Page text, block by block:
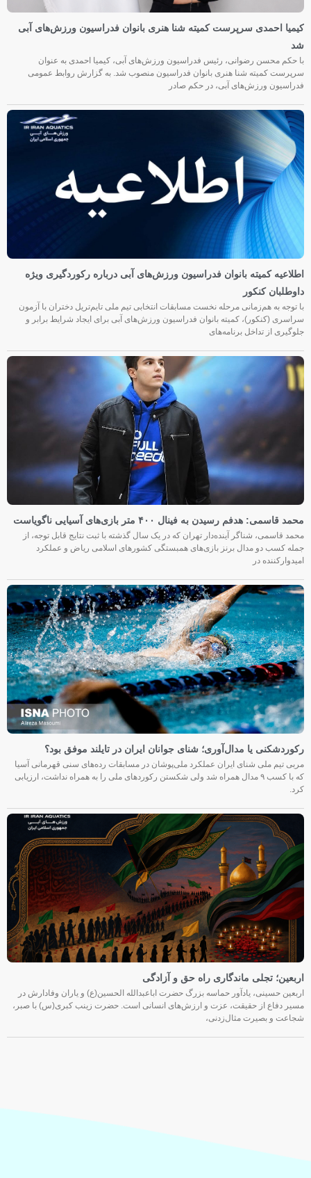
کیمیا احمدی سرپرست کمیته شنا هنری بانوان فدراسیون ورزش‌های آبی
شد
با حکم محسن رضوانی، رئیس فدراسیون ورزش‌های آبی، کیمیا احمدی به عنوان
سرپرست کمیته شنا هنری بانوان فدراسیون منصوب شد. به گزارش روابط عمومی
فدراسیون ورزش‌های آبی، در حکم صادر
اطلاعیه کمیته بانوان فدراسیون ورزش‌های آبی درباره رکوردگیری ویژه
داوطلبان کنکور
با توجه به هم‌زمانی مرحله نخست مسابقات انتخابی تیم ملی تایم‌تریل دختران با آزمون
سراسری (کنکور)، کمیته بانوان فدراسیون ورزش‌های آبی برای ایجاد شرایط برابر و
جلوگیری از تداخل برنامه‌های
محمد قاسمی: هدفم رسیدن به فینال ۴۰۰ متر بازی‌های آسیایی ناگویاست
محمد قاسمی، شناگر آینده‌دار تهران که در یک سال گذشته با ثبت نتایج قابل توجه، از
جمله کسب دو مدال برنز بازی‌های همبستگی کشورهای اسلامی ریاض و عملکرد
امیدوارکننده در
رکوردشکنی یا مدال‌آوری؛ شنای جوانان ایران در تایلند موفق بود؟
مربی تیم ملی شنای ایران عملکرد ملی‌پوشان در مسابقات رده‌های سنی قهرمانی آسیا
که با کسب ۹ مدال همراه شد ولی شکستن رکوردهای ملی را به همراه نداشت، ارزیابی
کرد.
اربعین؛ تجلی ماندگاری راه حق و آزادگی
اربعین حسینی، یادآور حماسه بزرگ حضرت اباعبدالله الحسین(ع) و یاران وفادارش در
مسیر دفاع از حقیقت، عزت و ارزش‌های انسانی است. حضرت زینب کبری(س) با صبر،
شجاعت و بصیرت مثال‌زدنی،